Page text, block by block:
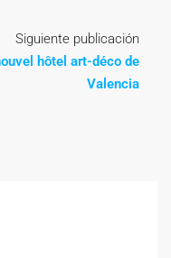
Siguiente publicación
hôtel art-déco de
Valencia